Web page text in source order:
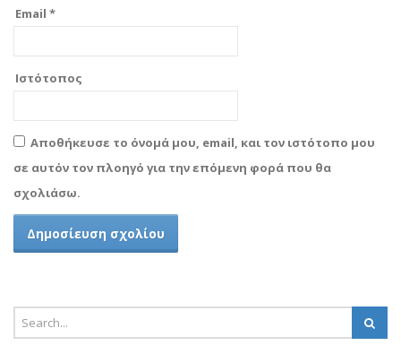
Email *
Ιστότοπος
Αποθήκευσε το όνομά μου, email, και τον ιστότοπο μου
σε αυτόν τον πλοηγό για την επόμενη φορά που θα
σχολιάσω.